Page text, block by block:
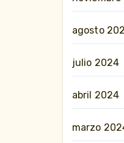
agosto
julio 2024
abril 2024
marzo